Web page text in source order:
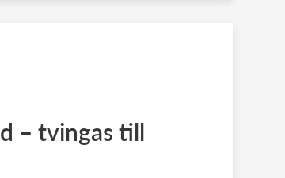
– tvingas till